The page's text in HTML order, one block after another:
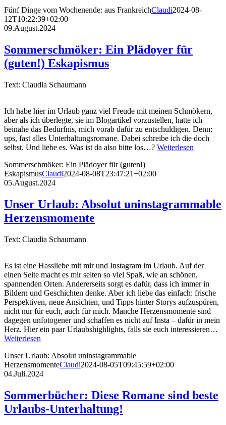
Fünf Dinge vom Wochenende: aus FrankreichClaudi2024-08-
12T10:22:39+02:00
09.August.2024
Sommerschmöker: Ein Plädoyer für
(guten!) Eskapismus
Text: Claudia Schaumann
Ich habe hier im Urlaub ganz viel Freude mit meinen Schmökern,
aber als ich überlegte, sie im Blogartikel vorzustellen, hatte ich
beinahe das Bedürfnis, mich vorab dafür zu entschuldigen. Denn:
ups, fast alles Unterhaltungsromane. Dabei schreibe ich die doch
selbst. Und liebe es. Was ist da also bitte los…? Weiterlesen
Sommerschmöker: Ein Plädoyer für (guten!)
EskapismusClaudi2024-08-08T23:47:21+02:00
05.August.2024
Unser Urlaub: Absolut uninstagrammable
Herzensmomente
Text: Claudia Schaumann
Es ist eine Hassliebe mit mir und Instagram im Urlaub. Auf der
einen Seite macht es mir selten so viel Spaß, wie an schönen,
spannenden Orten. Andererseits sorgt es dafür, dass ich immer in
Bildern und Geschichten denke. Aber ich liebe das einfach: frische
Perspektiven, neue Ansichten, und Tipps hinter Storys aufzuspüren,
nicht nur für euch, auch für mich. Manche Herzensmomente sind
dagegen unfotogener und schaffen es nicht auf Insta – dafür in mein
Herz. Hier ein paar Urlaubshighlights, falls sie euch interessieren…
Weiterlesen
Unser Urlaub: Absolut uninstagrammable
HerzensmomenteClaudi2024-08-05T09:45:59+02:00
04.Juli.2024
Sommerbücher: Diese Romane sind beste
Urlaubs-Unterhaltung!